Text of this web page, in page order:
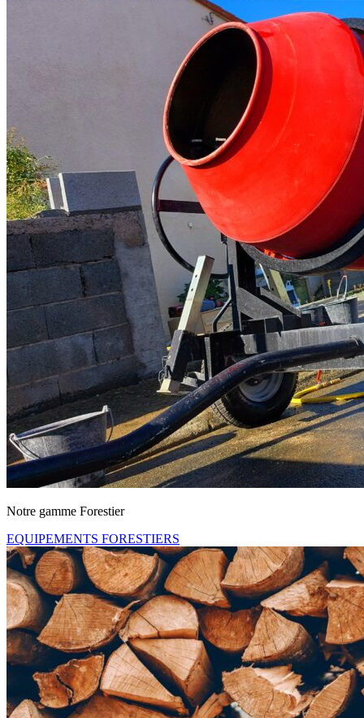
Notre gamme Forestier
EQUIPEMENTS FORESTIERS